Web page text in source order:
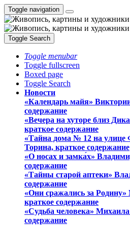
Toggle navigation
Toggle Search
Toggle menubar
Toggle fullscreen
Boxed page
Toggle Search
Новости
«Календарь майя»
содержание
«Вечера на хуторе близ
краткое содержание
«Тайна дома № 12 на улице
Торина, краткое содержание
«О носах и замка́х»
содержание
«Тайны старой аптеки»
содержание
«Они сражались за
краткое содержание
«Судьба человека»
содержание